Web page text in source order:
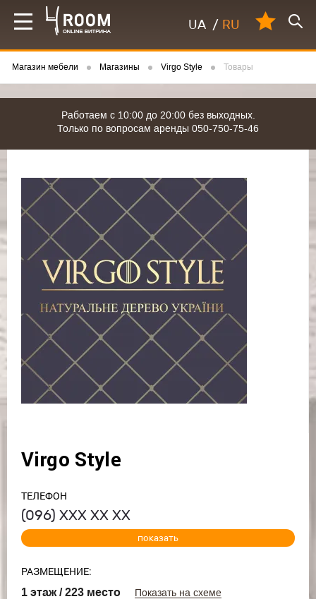
UA / RU
Магазин мебели Магазины Virgo Style Товары
Работаем с 10:00 до 20:00 без выходных.
Только по вопросам аренды 050-750-75-46
Virgo Style
ТЕЛЕФОН
(096) ХХХ ХХ ХХ
показать
РАЗМЕЩЕНИЕ:
1 этаж / 223 место Показать на схеме